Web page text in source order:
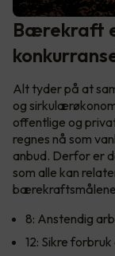
Bærekraft
Alt tyder på at
og
offentlige og
regnes nå som
anbud. Derfor er
som alle kan
8: Anstendig
12: Sikre